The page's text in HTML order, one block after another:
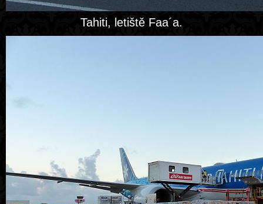
Tahiti, letiště Faa´a.